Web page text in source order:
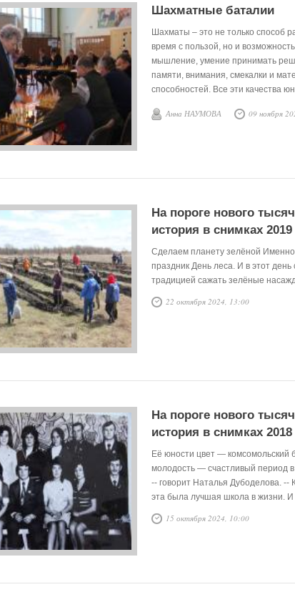
Шахматные баталии
Шахматы – это не только способ
время с пользой, но и
мышление, умение принимать
памяти, внимания, смекалки и
способностей. Все эти качества
в Викулово 31 октября.
Анна НАУМОВА 09 ноября
На пороге нового
история в снимках 2019
Сделаем планету зелёной Именно
праздник День леса. И в этот
традицией сажать зелёные
22 октября 2024, 13:00
На пороге нового
история в снимках 2018
Её юности цвет — комсомольский
молодость — счастливый период
-- говорит Наталья Дубоделова. --
эта была лучшая школа в жизни. И
нынешней молодёжи её нет.
15 октября 2024, 10:00